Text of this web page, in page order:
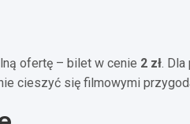
ofertę – bilet w cenie 2 zł. Dla
cieszyć się filmowymi